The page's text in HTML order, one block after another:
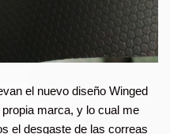
el nuevo diseño Winged
marca, y lo cual me
el desgaste de las correas